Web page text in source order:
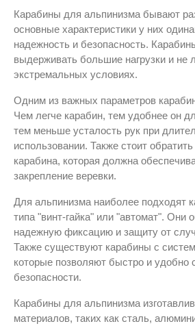
Карабины для альпинизма бывают
основные характеристики у них
надежность и безопасность.
выдерживать большие нагрузки и не
экстремальных условиях.
Одним из важных параметров
Чем легче карабин, тем удобнее он
тем меньше усталость рук при
использовании. Также стоит
карабина, которая должна
закрепление веревки.
Для альпинизма наиболее подходят
типа "винт-гайка" или "автомат". Они
надежную фиксацию и защиту от
Также существуют карабины с
которые позволяют быстро и удобно
безопасности.
Карабины для альпинизма
материалов, таких как сталь,